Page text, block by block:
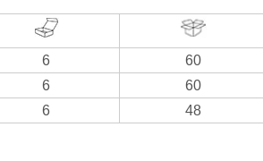
6
60
6
60
6 48